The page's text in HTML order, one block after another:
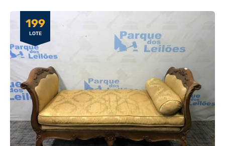
199
LOTE